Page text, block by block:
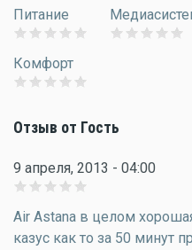
Питание
Комфорт
Отзыв от Гость
9 апреля, 2013 - 04:00
Air Astana в целом
казус как то за 50 минут